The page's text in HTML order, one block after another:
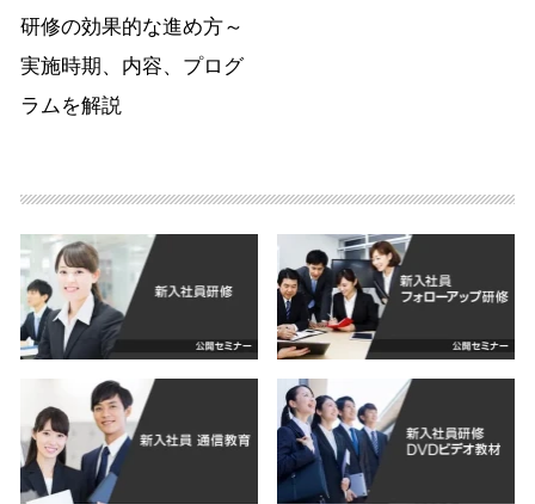
研修の効果的な進め方～
実施時期、内容、プログ
ラムを解説